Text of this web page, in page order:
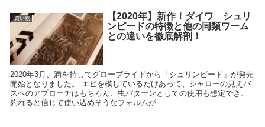
買い物
【2020年】新作！ダイワ シュリ
ンピードの特徴と他の同類ワーム
との違いを徹底解剖！
2020年3月、満を持してグローブライドから「シュリンピード」が発売
開始となりました。 エビを模しているだけあって、シャローの見えバ
スへのアプローチはもちろん、虫パターンとしての使用も想定でき、
釣れると信じて使い込めそうなフォルムが...